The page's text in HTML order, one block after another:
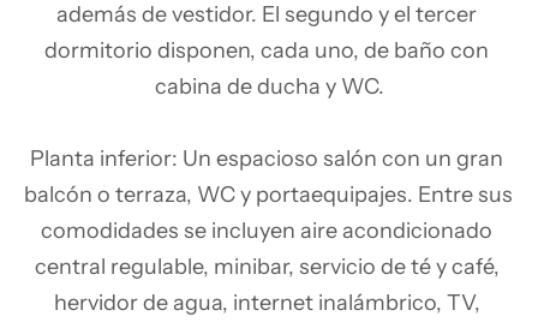
además de vestidor. El segundo y el tercer
dormitorio disponen, cada uno, de baño con
cabina de ducha y WC.
Planta inferior: Un espacioso salón con un gran
balcón o terraza, WC y portaequipajes. Entre sus
comodidades se incluyen aire acondicionado
central regulable, minibar, servicio de té y café,
hervidor de agua, internet inalámbrico, TV,